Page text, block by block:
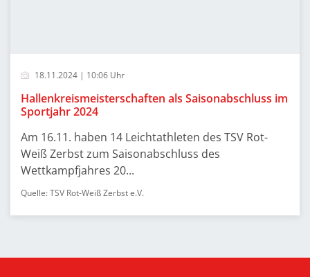
18.11.2024 | 10:06 Uhr
Hallenkreismeisterschaften als Saisonabschluss im
Sportjahr 2024
Am 16.11. haben 14 Leichtathleten des TSV Rot-
Weiß Zerbst zum Saisonabschluss des
Wettkampfjahres 20...
Quelle: TSV Rot-Weiß Zerbst e.V.